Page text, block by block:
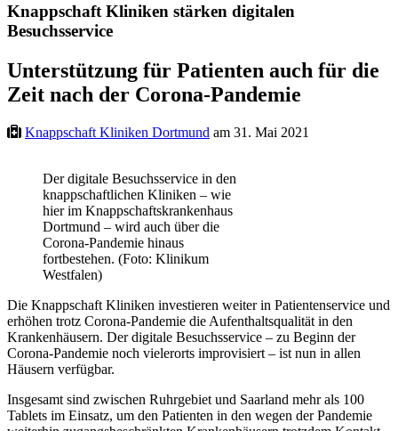
Knappschaft Kliniken stärken digitalen
Besuchsservice
Unterstützung für Patienten auch für die
Zeit nach der Corona-Pandemie
Knappschaft Kliniken Dortmund am 31. Mai 2021
Der digitale Besuchsservice in den
knappschaftlichen Kliniken – wie
hier im Knappschaftskrankenhaus
Dortmund – wird auch über die
Corona-Pandemie hinaus
fortbestehen. (Foto: Klinikum
Westfalen)
Die Knappschaft Kliniken investieren weiter in Patientenservice und
erhöhen trotz Corona-Pandemie die Aufenthaltsqualität in den
Krankenhäusern. Der digitale Besuchsservice – zu Beginn der
Corona-Pandemie noch vielerorts improvisiert – ist nun in allen
Häusern verfügbar.
Insgesamt sind zwischen Ruhrgebiet und Saarland mehr als 100
Tablets im Einsatz, um den Patienten in den wegen der Pandemie